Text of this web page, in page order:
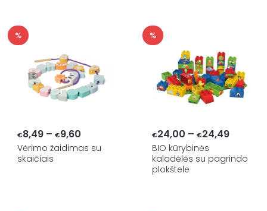
%
€8,49 – €9,60Price
range:
Vėrimo žaidimas su
skaičiais
%
€24,00 – €24,49Price
€24,00
BIO kūrybinės
kaladėlės su pagrindo
plokštele